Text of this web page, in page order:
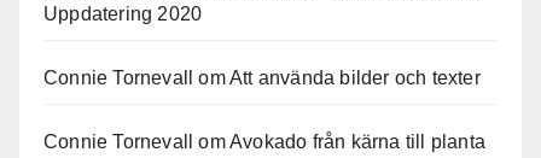
Uppdatering 2020
Connie Tornevall omAtt använda bilder och texter
Connie Tornevall omAvokado från kärna till planta